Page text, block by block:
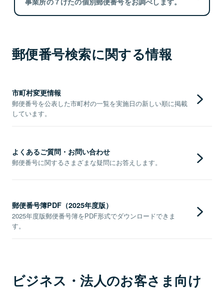
郵便番号検索に関する情報
市町村変更情報
郵便番号を公表した市町村の一覧を実施日の新しい順に掲載
しています。
よくあるご質問・お問い合わせ
郵便番号に関するさまざまな疑問にお答えします。
郵便番号簿PDF（2025年度版）
2025年度版郵便番号簿をPDF形式でダウンロードできま
す。
ビジネス・法人のお客さま向け